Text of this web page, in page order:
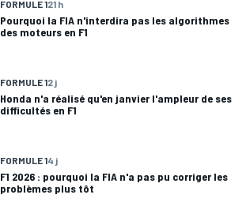
FORMULE 121 h
Pourquoi la FIA n'interdira pas les algorithmes
des moteurs en F1
FORMULE 12 j
Honda n'a réalisé qu'en janvier l'ampleur de ses
difficultés en F1
FORMULE 14 j
F1 2026 : pourquoi la FIA n'a pas pu corriger les
problèmes plus tôt